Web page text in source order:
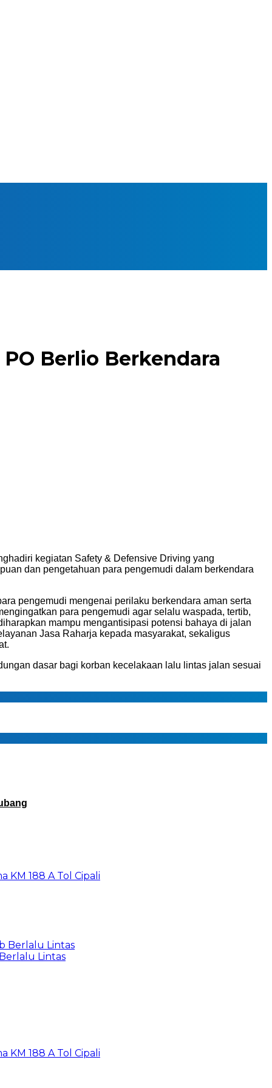
Berlio Berkendara
kegiatan Safety & Defensive Driving yang
dan pengetahuan para pengemudi dalam berkendara
pengemudi mengenai perilaku berkendara aman serta
para pengemudi agar selalu waspada, tertib,
mampu mengantisipasi potensi bahaya di jalan
Jasa Raharja kepada masyarakat, sekaligus
dasar bagi korban kecelakaan lalu lintas jalan sesuai
KM 188 A Tol Cipali
Berlalu Lintas
Lintas
KM 188 A Tol Cipali